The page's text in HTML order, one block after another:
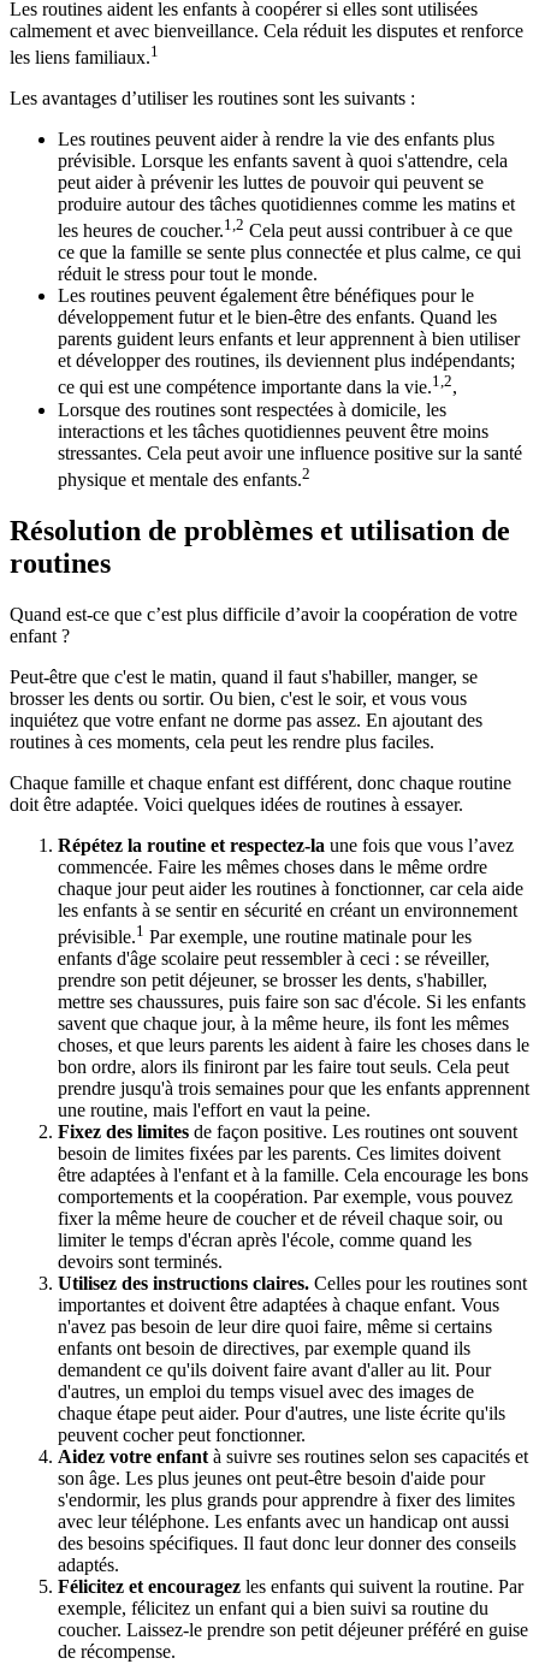
Les routines aident les enfants à coopérer si elles sont utilisées
calmement et avec bienveillance. Cela réduit les disputes et renforce
les liens familiaux.1
Les avantages d’utiliser les routines sont les suivants :
Les routines peuvent aider à rendre la vie des enfants plus
prévisible. Lorsque les enfants savent à quoi s'attendre, cela
peut aider à prévenir les luttes de pouvoir qui peuvent se
produire autour des tâches quotidiennes comme les matins et
les heures de coucher.1,2 Cela peut aussi contribuer à ce que
ce que la famille se sente plus connectée et plus calme, ce qui
réduit le stress pour tout le monde.
Les routines peuvent également être bénéfiques pour le
développement futur et le bien-être des enfants. Quand les
parents guident leurs enfants et leur apprennent à bien utiliser
et développer des routines, ils deviennent plus indépendants;
ce qui est une compétence importante dans la vie.1,2,
Lorsque des routines sont respectées à domicile, les
interactions et les tâches quotidiennes peuvent être moins
stressantes. Cela peut avoir une influence positive sur la santé
physique et mentale des enfants.2
Résolution de problèmes et utilisation de
routines
Quand est-ce que c’est plus difficile d’avoir la coopération de votre
enfant ?
Peut-être que c'est le matin, quand il faut s'habiller, manger, se
brosser les dents ou sortir. Ou bien, c'est le soir, et vous vous
inquiétez que votre enfant ne dorme pas assez. En ajoutant des
routines à ces moments, cela peut les rendre plus faciles.
Chaque famille et chaque enfant est différent, donc chaque routine
doit être adaptée. Voici quelques idées de routines à essayer.
Répétez la routine et respectez-la une fois que vous l’avez
commencée. Faire les mêmes choses dans le même ordre
chaque jour peut aider les routines à fonctionner, car cela aide
les enfants à se sentir en sécurité en créant un environnement
prévisible.1 Par exemple, une routine matinale pour les
enfants d'âge scolaire peut ressembler à ceci : se réveiller,
prendre son petit déjeuner, se brosser les dents, s'habiller,
mettre ses chaussures, puis faire son sac d'école. Si les enfants
savent que chaque jour, à la même heure, ils font les mêmes
choses, et que leurs parents les aident à faire les choses dans le
bon ordre, alors ils finiront par les faire tout seuls. Cela peut
prendre jusqu'à trois semaines pour que les enfants apprennent
une routine, mais l'effort en vaut la peine.
Fixez des limites de façon positive. Les routines ont souvent
besoin de limites fixées par les parents. Ces limites doivent
être adaptées à l'enfant et à la famille. Cela encourage les bons
comportements et la coopération. Par exemple, vous pouvez
fixer la même heure de coucher et de réveil chaque soir, ou
limiter le temps d'écran après l'école, comme quand les
devoirs sont terminés.
Utilisez des instructions claires. Celles pour les routines sont
importantes et doivent être adaptées à chaque enfant. Vous
n'avez pas besoin de leur dire quoi faire, même si certains
enfants ont besoin de directives, par exemple quand ils
demandent ce qu'ils doivent faire avant d'aller au lit. Pour
d'autres, un emploi du temps visuel avec des images de
chaque étape peut aider. Pour d'autres, une liste écrite qu'ils
peuvent cocher peut fonctionner.
Aidez votre enfant à suivre ses routines selon ses capacités et
son âge. Les plus jeunes ont peut-être besoin d'aide pour
s'endormir, les plus grands pour apprendre à fixer des limites
avec leur téléphone. Les enfants avec un handicap ont aussi
des besoins spécifiques. Il faut donc leur donner des conseils
adaptés.
Félicitez et encouragez les enfants qui suivent la routine. Par
exemple, félicitez un enfant qui a bien suivi sa routine du
coucher. Laissez-le prendre son petit déjeuner préféré en guise
de récompense.